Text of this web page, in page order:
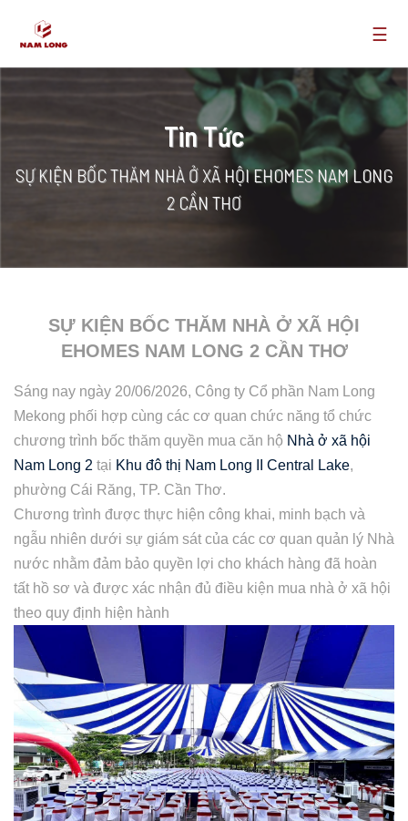
☰
Tin Tức
SỰ KIỆN BỐC THĂM NHÀ Ở XÃ HỘI EHOMES NAM LONG
2 CẦN THƠ
SỰ KIỆN BỐC THĂM NHÀ Ở XÃ HỘI
EHOMES NAM LONG 2 CẦN THƠ
Sáng nay ngày 20/06/2026, Công ty Cổ phần Nam Long
Mekong phối hợp cùng các cơ quan chức năng tổ chức
chương trình bốc thăm quyền mua căn hộ Nhà ở xã hội
Nam Long 2 tại Khu đô thị Nam Long II Central Lake,
phường Cái Răng, TP. Cần Thơ.
Chương trình được thực hiện công khai, minh bạch và
ngẫu nhiên dưới sự giám sát của các cơ quan quản lý Nhà
nước nhằm đảm bảo quyền lợi cho khách hàng đã hoàn
tất hồ sơ và được xác nhận đủ điều kiện mua nhà ở xã hội
theo quy định hiện hành